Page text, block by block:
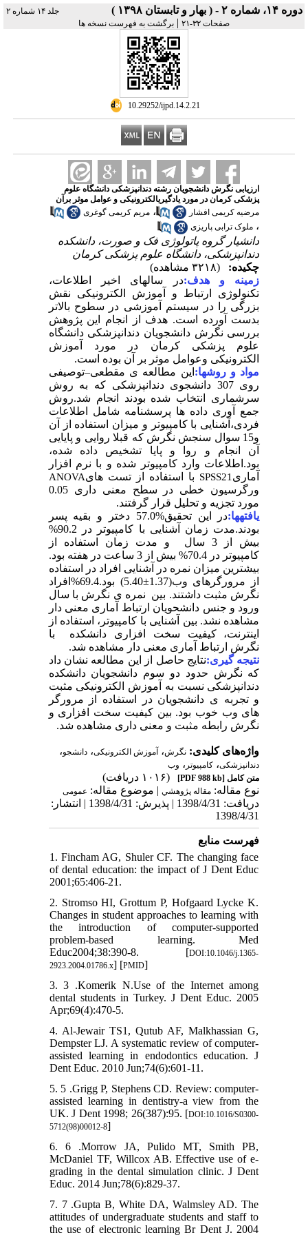
دوره ۱۴، شماره ۲ - ( بهار و تابستان ۱۳۹۸ )
جلد ۱۴ شماره ۲
صفحات ۳۲-۲۱
| برگشت به فهرست نسخه ها
‎ 10.29252/ijpd.14.2.21
ارزیابی نگرش دانشجویان رشته دندانپزشکی دانشگاه علوم
پزشکی کرمان در مورد یادگیریالکترونیکی و عوامل موثر برآن
مرضیه کریمی افشار
، مریم کریمی گوغری
، ملوک ترابی پاریزی
دانشیار گروه پاتولوژی فک و صورت، دانشکده
دندانپزشکی، دانشگاه علوم پزشکی کرمان
چکیده:
(۳۲۱۸ مشاهده)
زمینه و هدف:در سالهای اخیر اطلاعات،
تکنولوژی ارتباط و آموزش الکترونیکی نقش
بزرگی را در سیستم آموزشی در سطوح بالاتر
بدست آورده است. هدف از انجام این پژوهش
بررسی نگرش دانشجویان دندانپزشکی دانشگاه
علوم پزشکی کرمان در مورد آموزش
الکترونیکی وعوامل موثر بر آن بوده است.
مواد و روشها: این مطالعه ی مقطعی–توصیفی
روی 307 دانشجوی دندانپزشکی که به روش
سرشماری انتخاب شده بودند انجام شد.روش
جمع آوری داده ها پرسشنامه شامل اطلاعات
فردی،آشنایی با کامپیوتر و میزان استفاده از آن
و15 سوال سنجش نگرش که قبلا روایی و پایایی
آن انجام و روا و پایا تشخیص داده شده،
بود.اطلاعات وارد کامپیوتر شده و با نرم افزار
آماری SPSS21 با استفاده از تست هایANOVA
ورگرسیون خطی در سطح معنی داری 0.05
مورد تجزیه و تحلیل قرار گرفتند.
یافتهها:
در این تحقیق%57.0 دختر و بقیه پسر
بودند.مدت زمان آشنایی با کامپیوتر در 90.2%
بیش از 3 سال و مدت زمان استفاده از
کامپیوتر در 70.4% بیش از 3 ساعت در هفته بود.
بیشترین میزان نمره در آشنایی افراد در استفاده
از مرورگرهای وب(1.37±5.40) بود.69.4%افراد
نگرش مثبت داشتند. بین نمره ی نگرش با سال
ورود و جنس دانشحویان ارتباط آماری معنی دار
مشاهده نشد. بین آشنایی با کامپیوتر، استفاده از
اینترنت، کیفیت سخت افزاری دانشکده با
نگرش ارتباط آماری معنی دار مشاهده شد.
نتیجه گیری:نتایج حاصل از این مطالعه نشان داد
که نگرش حدود دو سوم دانشجویان دانشکده
دندانپزشکی نسبت به آموزش الکترونیکی مثبت
و تجربه ی دانشجویان در استفاده از مرورگر
های وب خوب بود. بین کیفیت سخت افزاری و
نگرش رابطه مثبت و معنی داری مشاهده شد.
واژه‌های کلیدی: نگرش،آموزش الکترونیکی، دانشجو،
دندانپزشکی، کامپیوتر ، وب
متن کامل [PDF 988 kb]
(۱۰۱۶ دریافت)
نوع مقاله: مقاله پژوهشي| موضوع مقاله: عمومى
دریافت: 1398/4/31 | پذیرش: 1398/4/31 | انتشار:
1398/4/31
فهرست منابع
1. Fincham AG, Shuler CF. The changing face
of dental education: the impact of J Dent Educ
2001;65:406-21.
2. Stromso HI, Grottum P, Hofgaard Lycke K.
Changes in student approaches to learning with
the introduction of computer-supported
problem-based learning. Med
Educ2004;38:390-8. [DOI:10.1046/j.1365-
2923.2004.01786.x] [PMID]
3. 3 .Komerik N.Use of the Internet among
dental students in Turkey. J Dent Educ. 2005
Apr;69(4):470-5.
4. Al-Jewair TS1, Qutub AF, Malkhassian G,
Dempster LJ. A systematic review of computer-
assisted learning in endodontics education. J
Dent Educ. 2010 Jun;74(6):601-11.
5. 5 .Grigg P, Stephens CD. Review: computer-
assisted learning in dentistry-a view from the
UK. J Dent 1998; 26(387):95. [DOI:10.1016/S0300-
5712(98)00012-8]
6. 6 .Morrow JA, Pulido MT, Smith PB,
McDaniel TF, Willcox AB. Effective use of e-
grading in the dental simulation clinic. J Dent
Educ. 2014 Jun;78(6):829-37.
7. 7 .Gupta B, White DA, Walmsley AD. The
attitudes of undergraduate students and staff to
the use of electronic learning Br Dent J. 2004